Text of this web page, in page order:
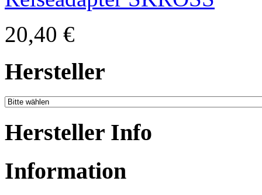
20,40 €
Hersteller
Hersteller Info
Information